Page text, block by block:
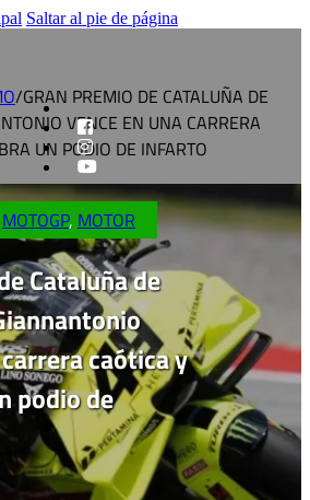
Saltar al pie de página
/GRAN PREMIO DE CATALUÑA DE
VENCE EN UNA CARRERA
UN PODIO DE INFARTO
MOTOGP, MOTOR
Cataluña de
caótica y
podio de